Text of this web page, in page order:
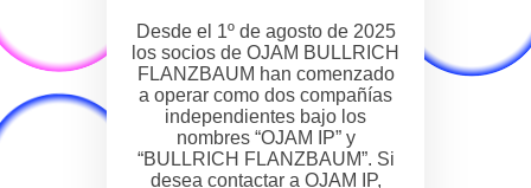
Desde el 1º de agosto de 2025
los socios de OJAM BULLRICH
FLANZBAUM han comenzado
a operar como dos compañías
independientes bajo los
nombres “OJAM IP” y
“BULLRICH FLANZBAUM”. Si
desea contactar a OJAM IP,